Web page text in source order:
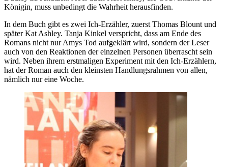
Königin, muss unbedingt die Wahrheit herausfinden.
In dem Buch gibt es zwei Ich-Erzähler, zuerst Thomas Blount und
später Kat Ashley. Tanja Kinkel verspricht, dass am Ende des
Romans nicht nur Amys Tod aufgeklärt wird, sondern der Leser
auch von den Reaktionen der einzelnen Personen überrascht sein
wird. Neben ihrem erstmaligen Experiment mit den Ich-Erzählern,
hat der Roman auch den kleinsten Handlungsrahmen von allen,
nämlich nur eine Woche.